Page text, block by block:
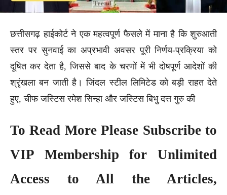
छत्तीसगढ़ हाईकोर्ट ने एक महत्वपूर्ण फैसले में माना है कि शुरुआती
स्तर पर सुनवाई का अप्रभावी अवसर पूरी निर्णय-प्रक्रिया को
दूषित कर देता है, जिससे बाद के चरणों में भी दोषपूर्ण आदेशों की
श्रृंखला बन जाती है। जिंदल स्टील लिमिटेड को बड़ी राहत देते
हुए, चीफ जस्टिस रमेश सिन्हा और जस्टिस बिभु दत्त गुरु की
To Read More Please Subscribe to
VIP Membershipfor Unlimited
Access to All the Articles,